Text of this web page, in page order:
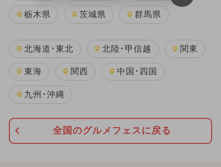
栃木県 茨城県 群馬県
北海道･東北 北陸･甲信越 関東
東海 関西 中国･四国
九州･沖縄
全国のグルメフェスに戻る